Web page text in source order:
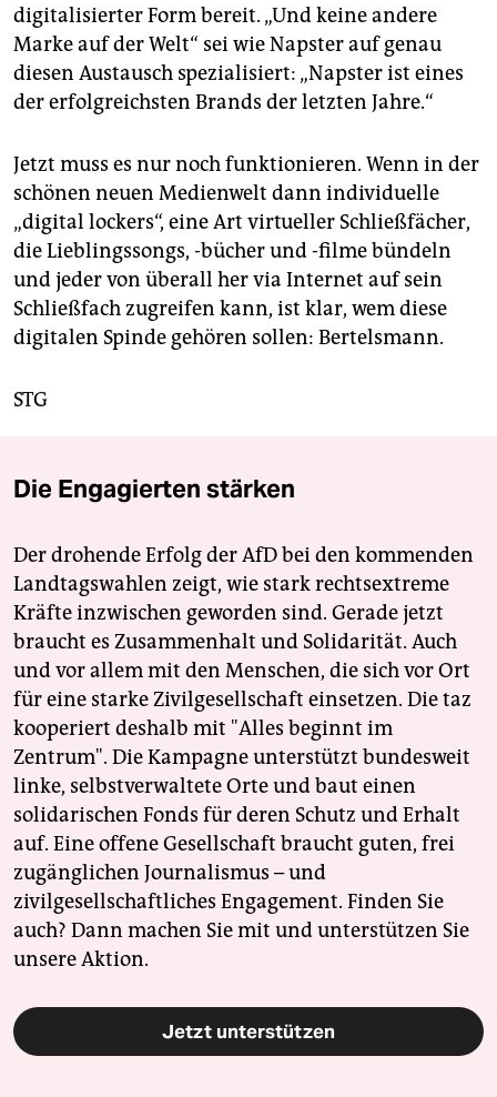
digitalisierter Form bereit. „Und keine andere
Marke auf der Welt“ sei wie Napster auf genau
diesen Austausch spezialisiert: „Napster ist eines
der erfolgreichsten Brands der letzten Jahre.“
Jetzt muss es nur noch funktionieren. Wenn in der
schönen neuen Medienwelt dann individuelle
„digital lockers“, eine Art virtueller Schließfächer,
die Lieblingssongs, -bücher und -filme bündeln
und jeder von überall her via Internet auf sein
Schließfach zugreifen kann, ist klar, wem diese
digitalen Spinde gehören sollen: Bertelsmann.
STG
Die Engagierten stärken
Der drohende Erfolg der AfD bei den kommenden
Landtagswahlen zeigt, wie stark rechtsextreme
Kräfte inzwischen geworden sind. Gerade jetzt
braucht es Zusammenhalt und Solidarität. Auch
und vor allem mit den Menschen, die sich vor Ort
für eine starke Zivilgesellschaft einsetzen. Die taz
kooperiert deshalb mit "Alles beginnt im
Zentrum". Die Kampagne unterstützt bundesweit
linke, selbstverwaltete Orte und baut einen
solidarischen Fonds für deren Schutz und Erhalt
auf. Eine offene Gesellschaft braucht guten, frei
zugänglichen Journalismus – und
zivilgesellschaftliches Engagement. Finden Sie
auch? Dann machen Sie mit und unterstützen Sie
unsere Aktion.
Jetzt unterstützen